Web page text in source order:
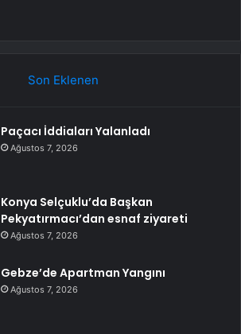
Son Eklenen
Paçacı İddiaları Yalanladı
Ağustos 7, 2026
Konya Selçuklu’da Başkan
Pekyatırmacı’dan esnaf ziyareti
Ağustos 7, 2026
Gebze’de Apartman Yangını
Ağustos 7, 2026